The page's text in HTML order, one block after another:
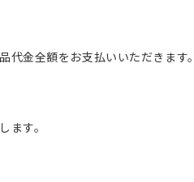
代金全額をお支払いいただきます。
ます。